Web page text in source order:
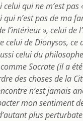
celui qui ne m’est pas
n’est pas de ma
l’intérieur », celui de
celui de Dionysos, ce
celui du
Socrate (il a
des choses de la
n’est jamais
mon sentiment
plus